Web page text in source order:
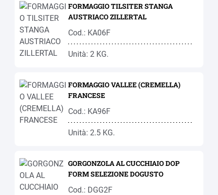
FORMAGGIO TILSITER STANGA
AUSTRIACO ZILLERTAL
Cod.: KA06F
Unità: 2 KG.
FORMAGGIO VALLEE (CREMELLA)
FRANCESE
Cod.: KA96F
Unità: 2.5 KG.
GORGONZOLA AL CUCCHIAIO DOP
FORM SELEZIONE DOGUSTO
Cod.: DGG2F